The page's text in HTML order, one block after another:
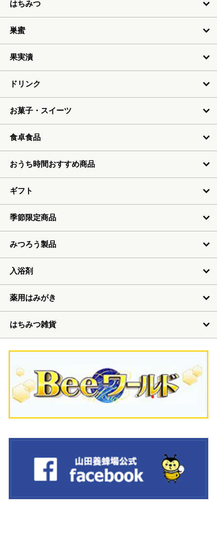
4月
5月
6月
はちみつ
巣蜜
果実漬
ドリンク
お菓子・スイーツ
食卓食品
おうち時間おすすめ商品
ギフト
季節限定商品
みつろう製品
入浴剤
薬用はみがき
はちみつ雑貨